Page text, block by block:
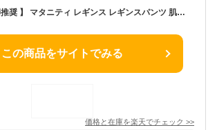
【楽天1位 助産師推奨 】 マタニティ レギンス レギンスパンツ 肌に優しい マタニティレギンス マタニティズボン 美脚 綿 妊婦 ルームウェア 部屋着 産前 産後 インナー スパッツ ストレッチ 無地 伸びる コットン パンツ 美シルエット
この商品をサイトでみる
価格と在庫を楽天でチェック >>